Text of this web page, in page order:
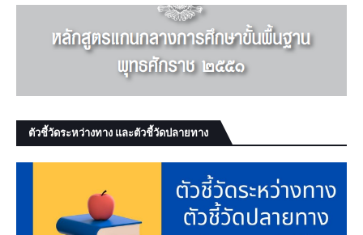
ตัวชี้วัดระหว่างทาง และตัวชี้วัดปลายทาง